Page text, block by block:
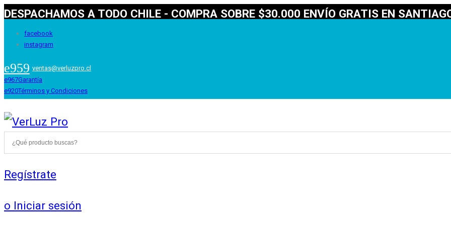
DESPACHAMOS A TODO CHILE - COMPRA SOBRE $30.000 ENVÍO GRATIS EN
facebook
instagram
ventas@verluzpro.cl
Garantía
Términos y Condiciones
Regístrate
o Iniciar sesión